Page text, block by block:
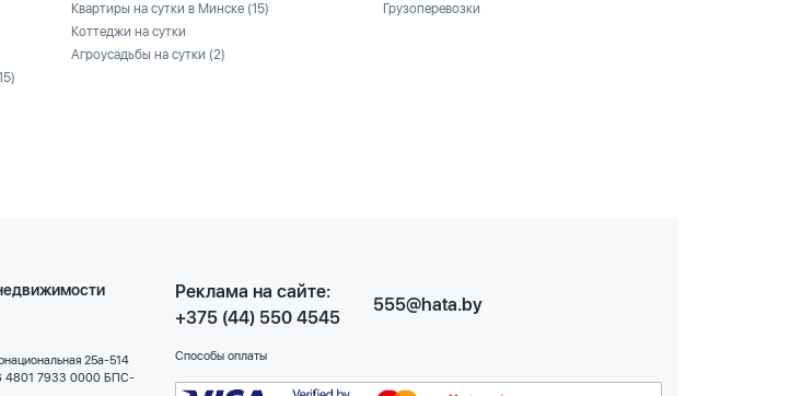
Квартиры на сутки в Минске (15)
Коттеджи на сутки
Агроусадьбы на сутки (2)
Грузоперевозки
25а-514
4801 7933 0000 БПС-
Реклама на сайте:
+375 (44) 550 4545
555@hata.by
Способы оплаты